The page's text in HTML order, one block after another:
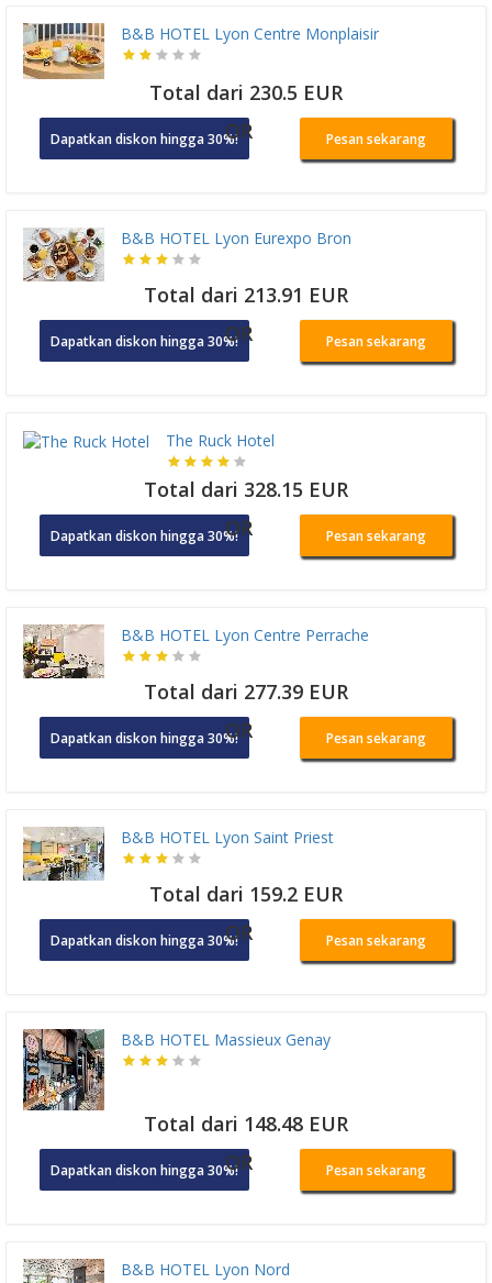
B&B HOTEL Lyon Centre Monplaisir
Total dari 230.5 EUR
Dapatkan diskon hingga 30%!OR Pesan sekarang
B&B HOTEL Lyon Eurexpo Bron
Total dari 213.91 EUR
Dapatkan diskon hingga 30%!OR Pesan sekarang
The Ruck Hotel
Total dari 328.15 EUR
Dapatkan diskon hingga 30%!OR Pesan sekarang
B&B HOTEL Lyon Centre Perrache
Total dari 277.39 EUR
Dapatkan diskon hingga 30%!OR Pesan sekarang
B&B HOTEL Lyon Saint Priest
Total dari 159.2 EUR
Dapatkan diskon hingga 30%!OR Pesan sekarang
B&B HOTEL Massieux Genay
Total dari 148.48 EUR
Dapatkan diskon hingga 30%!OR Pesan sekarang
B&B HOTEL Lyon Nord